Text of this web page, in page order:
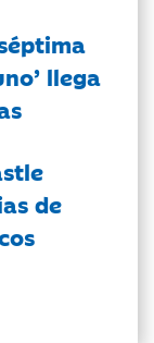
llega
de